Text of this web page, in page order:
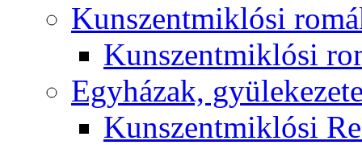
Kunszentmiklósi
Kunszentmiklósi
Egyházak,
Kunszentmiklósi